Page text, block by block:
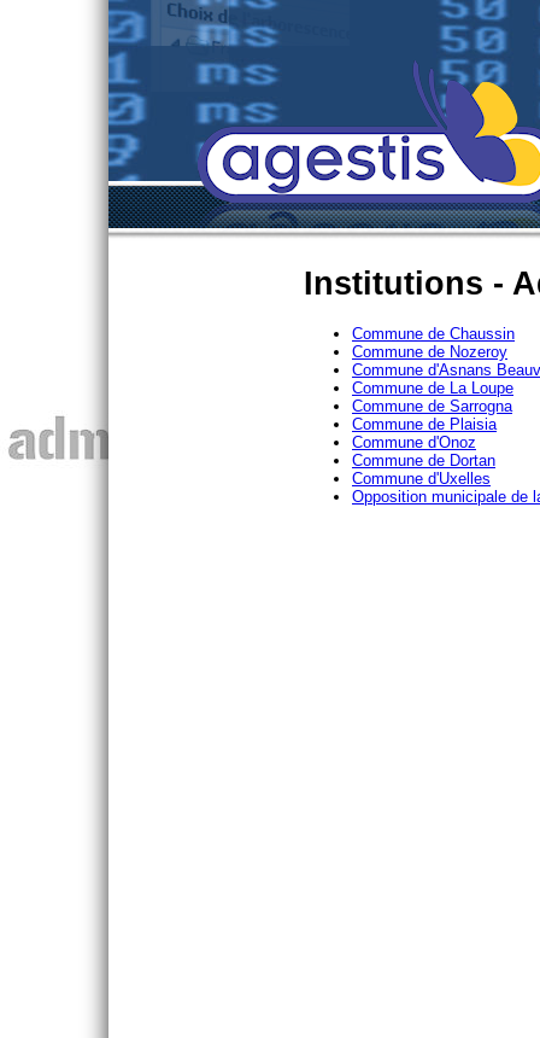
Institutions -
Commune de Chaussin
Commune de Nozeroy
Commune d'Asnans
Commune de La Loupe
Commune de Sarrogna
Commune de Plaisia
Commune d'Onoz
Commune de Dortan
Commune d'Uxelles
Opposition municipale de